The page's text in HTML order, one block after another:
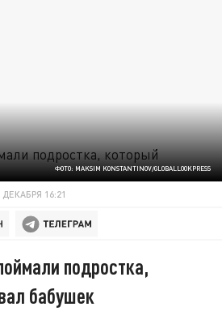
ФОТО: MAKSIM KONSTANTINOV/GLOBALLOOKPRESS
ДЕКАБРЯ 16:21
подростка,
бабушек